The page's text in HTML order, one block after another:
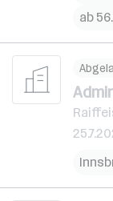
ab